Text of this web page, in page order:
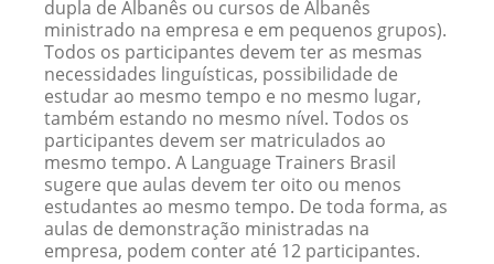
dupla de Albanês ou cursos de Albanês
ministrado na empresa e em pequenos grupos).
Todos os participantes devem ter as mesmas
necessidades linguísticas, possibilidade de
estudar ao mesmo tempo e no mesmo lugar,
também estando no mesmo nível. Todos os
participantes devem ser matriculados ao
mesmo tempo. A Language Trainers Brasil
sugere que aulas devem ter oito ou menos
estudantes ao mesmo tempo. De toda forma, as
aulas de demonstração ministradas na
empresa, podem conter até 12 participantes.